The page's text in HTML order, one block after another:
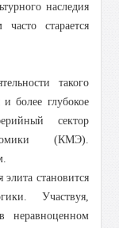
наследия
старается
такого
и более глубокое
сектор
(КМЭ).
становится
Участвуя,
неравноценном